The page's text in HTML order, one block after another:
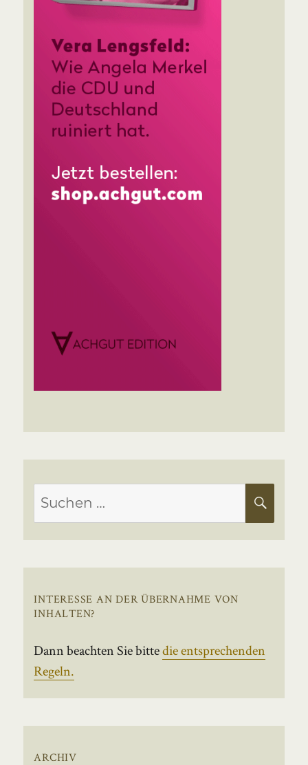
Suchen
nach:
INTERESSE AN DER ÜBERNAHME VON
INHALTEN?
Dann beachten Sie bittedie entsprechenden
Regeln.
ARCHIV